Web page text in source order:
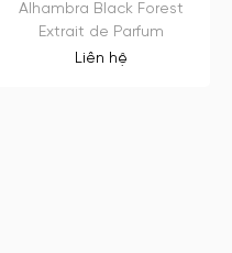
Alhambra Black Forest
Extrait de Parfum
Liên hệ